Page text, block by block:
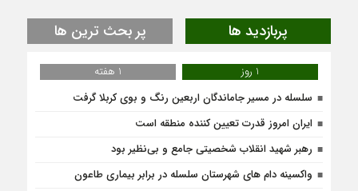
پربازدید ها پر بحث ترین ها
1 روز
1 هفته
سلسله در مسیر جاماندگان اربعین رنگ و بوی کربلا گرفت
ایران امروز قدرت تعیین کننده منطقه است
رهبر شهید انقلاب شخصیتی جامع و بی‌نظیر بود
واکسینه دام های شهرستان سلسله در برابر بیماری طاعون